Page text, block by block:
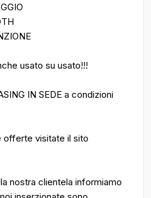
usato su usato!!!
IN SEDE a condizioni
offerte visitate il sito
nostra clientela informiamo